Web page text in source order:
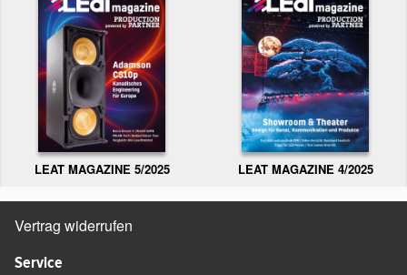
LEAT MAGAZINE 5/2025 LEAT MAGAZINE 4/2025
Vertrag widerrufen
Service